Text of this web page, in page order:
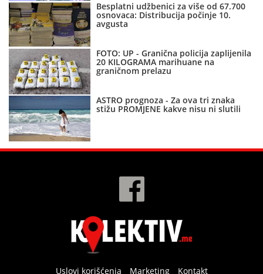
Besplatni udžbenici za više od 67.700
osnovaca: Distribucija počinje 10.
avgusta
FOTO: UP - Granična policija zaplijenila
20 KILOGRAMA marihuane na
graničnom prelazu
ASTRO prognoza - Za ova tri znaka
stižu PROMJENE kakve nisu ni slutili
Uslovi korišćenja Marketing Kontakt